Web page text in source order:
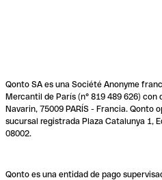
Qonto SA es una Société Anonyme
Mercantil de París (n° 819 489 626) con
Navarin, 75009 PARÍS - Francia. Qonto
sucursal registrada Plaza Catalunya 1,
08002.
Qonto es una entidad de pago